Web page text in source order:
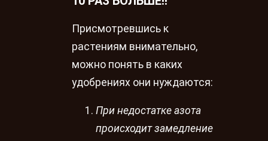
Присмотревшись к
растениям внимательно,
можно понять в каких
удобрениях они нуждаются:
При недостатке азота
происходит замедление